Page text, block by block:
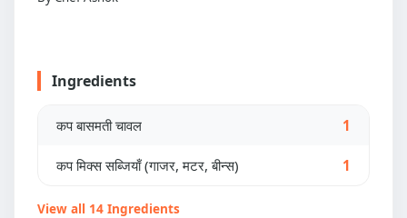
Ingredients
कप बासमती चावल 1
कप मिक्स सब्जियाँ (गाजर, मटर, बीन्स) 1
View all 14 Ingredients